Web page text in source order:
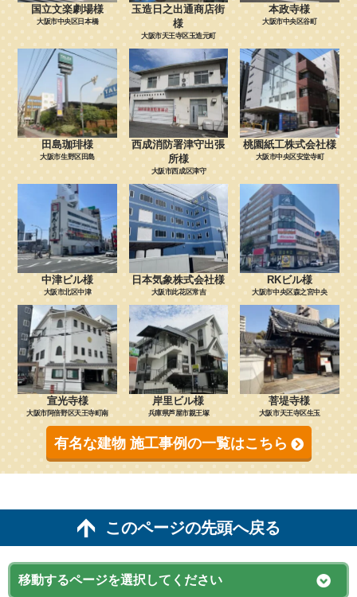
国立文楽劇場様
大阪市中央区日本橋
玉造日之出通商店街
様
大阪市天王寺区玉造元町
本政寺様
大阪市中央区谷町
田島珈琲様
大阪市生野区田島
西成消防署津守出張
所様
大阪市西成区津守
桃園紙工株式会社様
大阪市中央区安堂寺町
中津ビル様
大阪市北区中津
日本気象株式会社様
大阪市此花区常吉
RKビル様
大阪市中央区森之宮中央
宣光寺様
大阪市阿倍野区天王寺町南
岸里ビル様
兵庫県芦屋市親王塚
菩堤寺様
大阪市天王寺区生玉
有名な建物 施工事例の一覧はこちら
このページの先頭へ戻る